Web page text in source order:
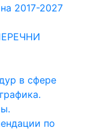
2017-2027
в сфере
по